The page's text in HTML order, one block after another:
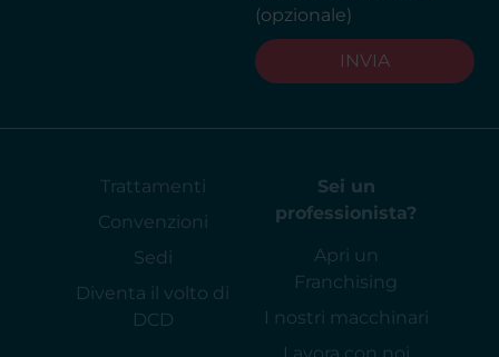
(opzionale)
INVIA
Trattamenti
Convenzioni
Sedi
Diventa il volto di
DCD
Sei un
professionista?
Apri un
Franchising
I nostri macchinari